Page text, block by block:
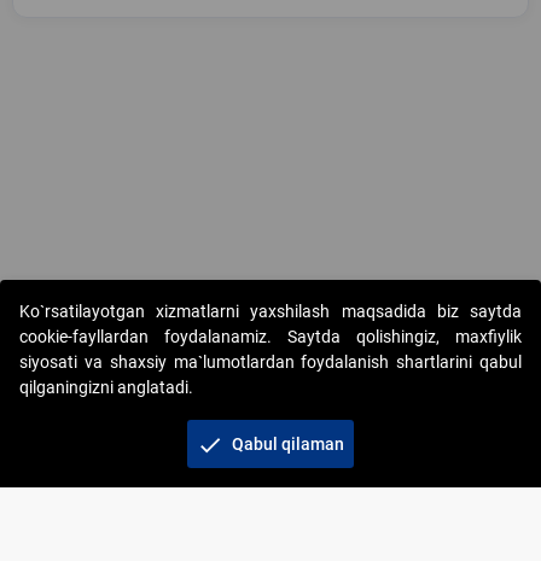
Copyright © 2017-2026. "Elektron onlayn-auksionlarni tashkil etish"
AJ. Barcha huquqlar himoyalangan
+998 71 202-21-11
Ko`rsatilayotgan xizmatlarni yaxshilash maqsadida biz saytda
cookie-fayllardan foydalanamiz. Saytda qolishingiz, maxfiylik
siyosati va shaxsiy ma`lumotlardan foydalanish shartlarini qabul
qilganingizni anglatadi.
check Qabul qilaman